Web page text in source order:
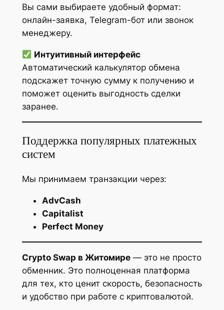
Вы сами выбираете удобный формат:
онлайн-заявка, Telegram-бот или звонок
менеджеру.
Интуитивный интерфейс
Автоматический калькулятор обмена
подскажет точную сумму к получению и
поможет оценить выгодность сделки
заранее.
Поддержка популярных платежных
систем
Мы принимаем транзакции через:
AdvCash
Capitalist
Perfect Money
Crypto Swap в Житомире— это не просто
обменник. Это полноценная платформа
для тех, кто ценит скорость, безопасность
и удобство при работе с криптовалютой.